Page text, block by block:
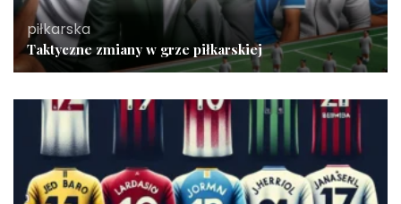
piłkarska
Taktyczne zmiany w grze piłkarskiej